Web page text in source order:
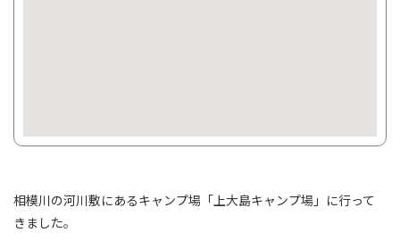
相模川の河川敷にあるキャンプ場「上大島キャンプ場」に行って
きました。